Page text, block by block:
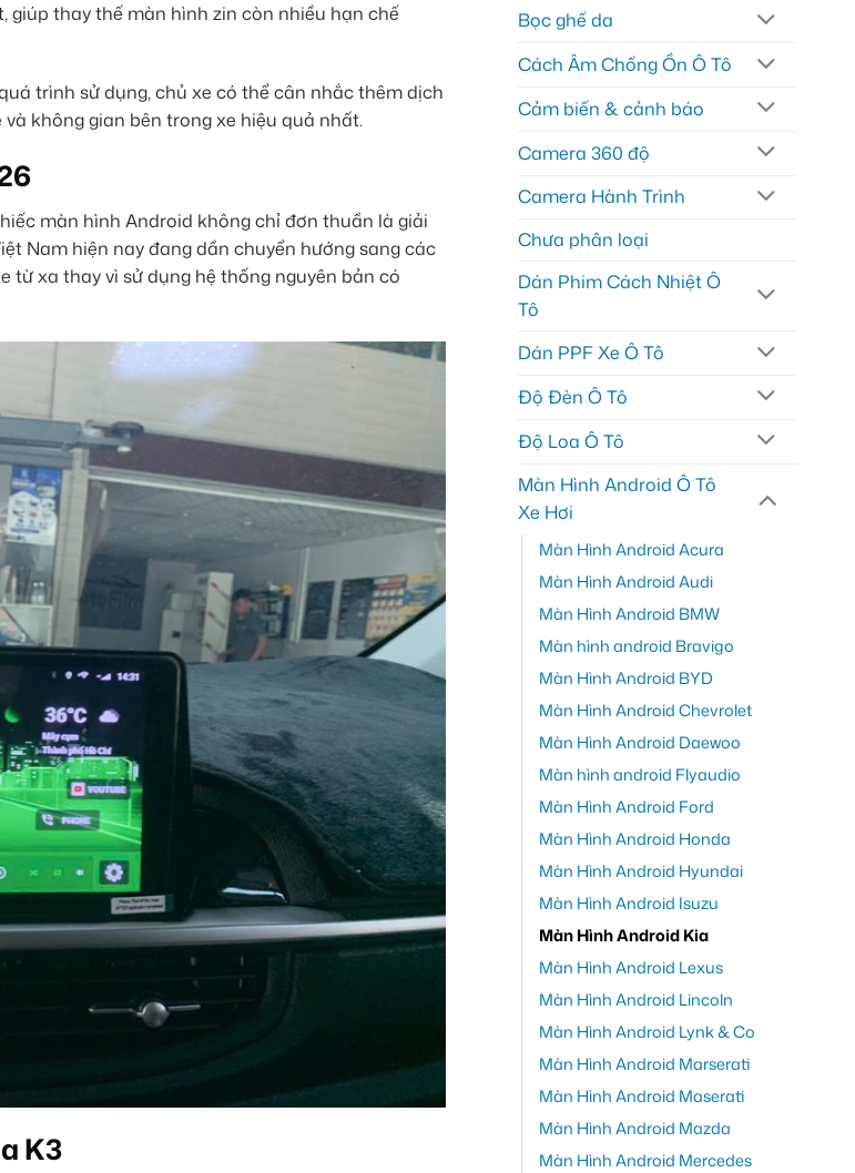
giúp thay thế màn hình zin còn nhiều hạn chế
trình sử dụng, chủ xe có thể cân nhắc thêm dịch
và không gian bên trong xe hiệu quả nhất.
màn hình Android không chỉ đơn thuần là giải
Nam hiện nay đang dần chuyển hướng sang các
xa thay vì sử dụng hệ thống nguyên bản có
K3
Bọc ghế da
Cách Âm Chống Ồn Ô Tô
Cảm biến & cảnh báo
Camera 360 độ
Camera Hành Trình
Chưa phân loại
Dán Phim Cách Nhiệt Ô
Tô
Dán PPF Xe Ô Tô
Độ Đèn Ô Tô
Độ Loa Ô Tô
Màn Hình Android Ô Tô
Xe Hơi
Màn Hình Android Acura
Màn Hình Android Audi
Màn Hình Android BMW
Màn hình android Bravigo
Màn Hình Android BYD
Màn Hình Android Chevrolet
Màn Hình Android Daewoo
Màn hình android Flyaudio
Màn Hình Android Ford
Màn Hình Android Honda
Màn Hình Android Hyundai
Màn Hình Android Isuzu
Màn Hình Android Kia
Màn Hình Android Lexus
Màn Hình Android Lincoln
Màn Hình Android Lynk & Co
Màn Hình Android Marserati
Màn Hình Android Maserati
Màn Hình Android Mazda
Màn Hình Android Mercedes